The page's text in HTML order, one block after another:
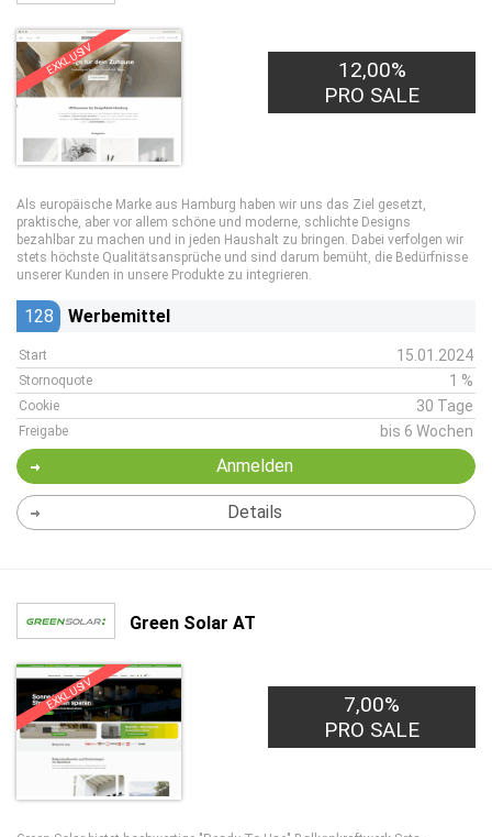
EXKLUSIV
12,00%
PRO SALE
Als europäische Marke aus Hamburg haben wir uns das Ziel gesetzt,
praktische, aber vor allem schöne und moderne, schlichte Designs
bezahlbar zu machen und in jeden Haushalt zu bringen. Dabei verfolgen wir
stets höchste Qualitätsansprüche und sind darum bemüht, die Bedürfnisse
unserer Kunden in unsere Produkte zu integrieren.
128 Werbemittel
Start 15.01.2024
Stornoquote 1 %
Cookie 30 Tage
Freigabe bis 6 Wochen
Anmelden
Details
Green Solar AT
EXKLUSIV
7,00%
PRO SALE